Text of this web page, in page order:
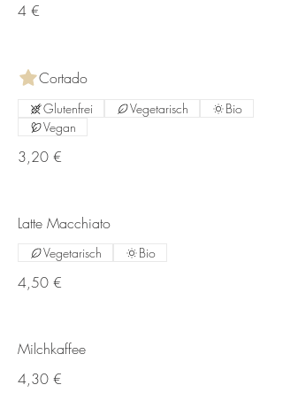
4 €
Cortado
3,20 €
Glutenfrei Vegetarisch
Bio
Vegan
Latte Macchiato
4,50 €
Vegetarisch Bio
Milchkaffee
4,30 €